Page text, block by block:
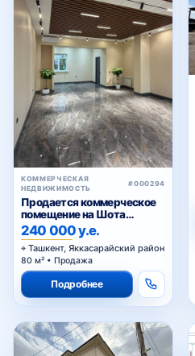
КОММЕРЧЕСКАЯ
НЕДВИЖИМОСТЬ
#000294
Продается коммерческое
помещение на Шота
Руставели
240 000 у.е.
Ташкент, Яккасарайский район
80 м² • Продажа
Подробнее